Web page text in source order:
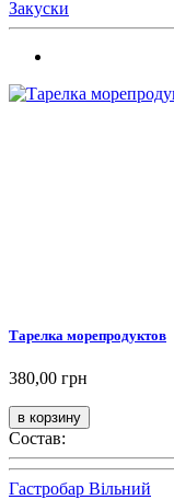
Закуски
Тарелка морепродуктов
380,00 грн
Состав:
Гастробар Вільний